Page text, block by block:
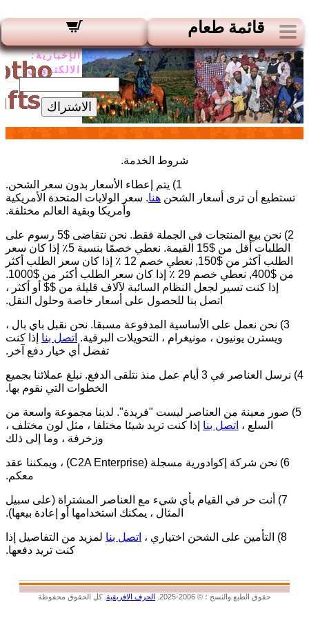
قائمة طعام
لدينا الإخبارية:
بريدك الالكتروني:
الاشتراك
شروط الخدمة.
تستطيع أن ترى أسعار الشحنهنا. سعر الولايات المتحدة الأمريكية
وأمريكا وبقية العالم مختلفة.
2) نحن بيع المنتجات في الجملة فقط. نحن نتقاضى $5 رسوم على
الطلبات أقل من $15 القيمة. نعطي خصمًا بنسبة 5٪ إذا كان سعر
الطلب أكثر من $150, نعطي خصم 12 ٪ إذا كان سعر الطلب أكثر
من $400, نعطي خصم 29 ٪ إذا كان سعر الطلب أكثر من $1000.
إذا كنت تسير لجعل النظام السائبة لآلاف قليلة من $$ أو أكثر ،
اتصل بنا للحصول على أسعار خاصة وحلول النقل.
3) نحن نعمل على الأساسية المدفوعة مسبقا. نحن نقبل باي بال ،
ويسترن يونيون ، مونيغرام ، التحويلات البرقية.اتصل بناإذا كنت
تفضل أي خيار دفع آخر.
4) نرسل العناصر في 3 أيام عمل منذ نتلقى الدفع. نبلغ عملائنا بجميع
الخطوات التي نقوم بها.
5) صور معينة من العناصر ليست "فريدة". لدينا مجموعة واسعة من
السلع ، اتصل بناإذا كنت تريد شيئا مختلفا ، مثل لون مختلف ،
وزخرفة ، وما إلى ذلك
6) نحن شركة إكوادورية مسجلة (C2A Enterprise) ، ويمكننا عقد
معكم.
7) أنت حر في القيام بأي شيء مع العناصر المشتراة (على سبيل
المثال ، يمكنك استخدامها أو إعادة بيعها).
اتصل بنالمزيد من التفاصيل إذا
كنت تريد دفعها.
حقوق الطبع والنسخ ؛ © 2006-2025. الحرف الافريقية. كل الحقوق محفوظة